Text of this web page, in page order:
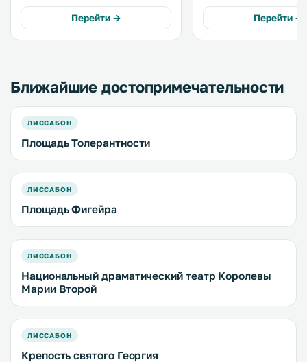
бесплатным Wi-Fi и частной
парковкой на территории. .
Перейти →
терраса, а из окон
апартаментов
замок Сан-Хорхе. .
Перейти →
Ближайшие достопримечательности
ЛИССАБОН
Площадь Толерантности
ЛИССАБОН
Площадь Фигейра
ЛИССАБОН
Национальный драматический театр Королевы
Марии Второй
ЛИССАБОН
Крепость святого Георгия